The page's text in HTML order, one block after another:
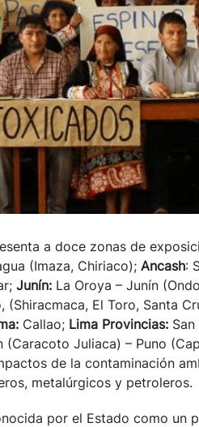
a doce zonas de
(Imaza, Chiriaco); Ancash:
Junín: La Oroya – Junín
(Shiracmaca, El Toro, Santa
Callao; Lima Provincias:
(Caracoto Juliaca) – Puno
de la contaminación
metalúrgicos y petroleros.
por el Estado como un